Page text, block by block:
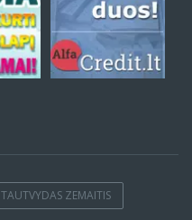
TAUTVYDAS ZEMAITIS